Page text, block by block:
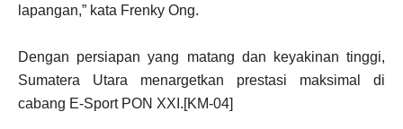
lapangan,” kata Frenky Ong.
Dengan persiapan yang matang dan keyakinan tinggi,
Sumatera Utara menargetkan prestasi maksimal di
cabang E-Sport PON XXI.[KM-04]